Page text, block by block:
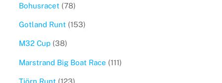
Bohusracet(78)
Gotland Runt(153)
M32 Cup(38)
Marstrand Big Boat Race (111)
Tjörn Runt(123)